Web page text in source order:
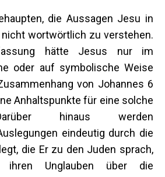
die Aussagen Jesu in
wortwörtlich zu verstehen.
hätte Jesus nur im
oder auf symbolische Weise
von Johannes 6
Anhaltspunkte für eine solche
hinaus werden
eindeutig durch die
die Er zu den Juden sprach,
ihren Unglauben über die